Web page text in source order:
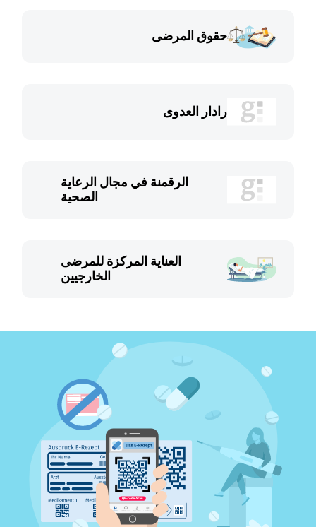
حقوق المرضى
رادار العدوى
الرقمنة في مجال الرعاية
الصحية
العناية المركزة للمرضى
الخارجيين